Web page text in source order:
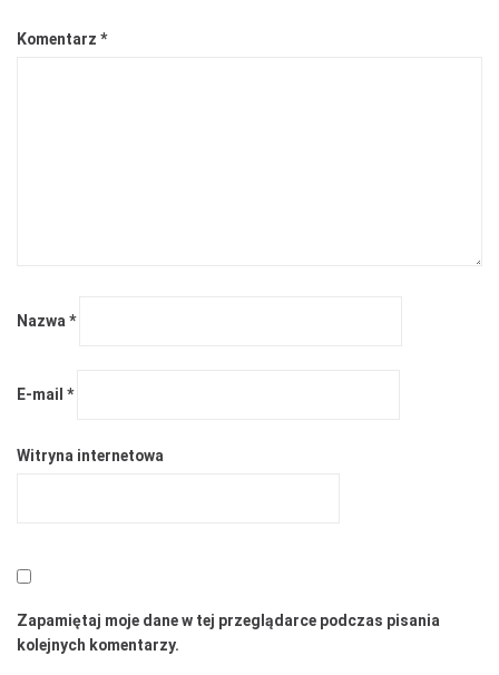
Komentarz *
Nazwa*
E-mail *
Witryna internetowa
Zapamiętaj moje dane w tej przeglądarce podczas pisania
kolejnych komentarzy.